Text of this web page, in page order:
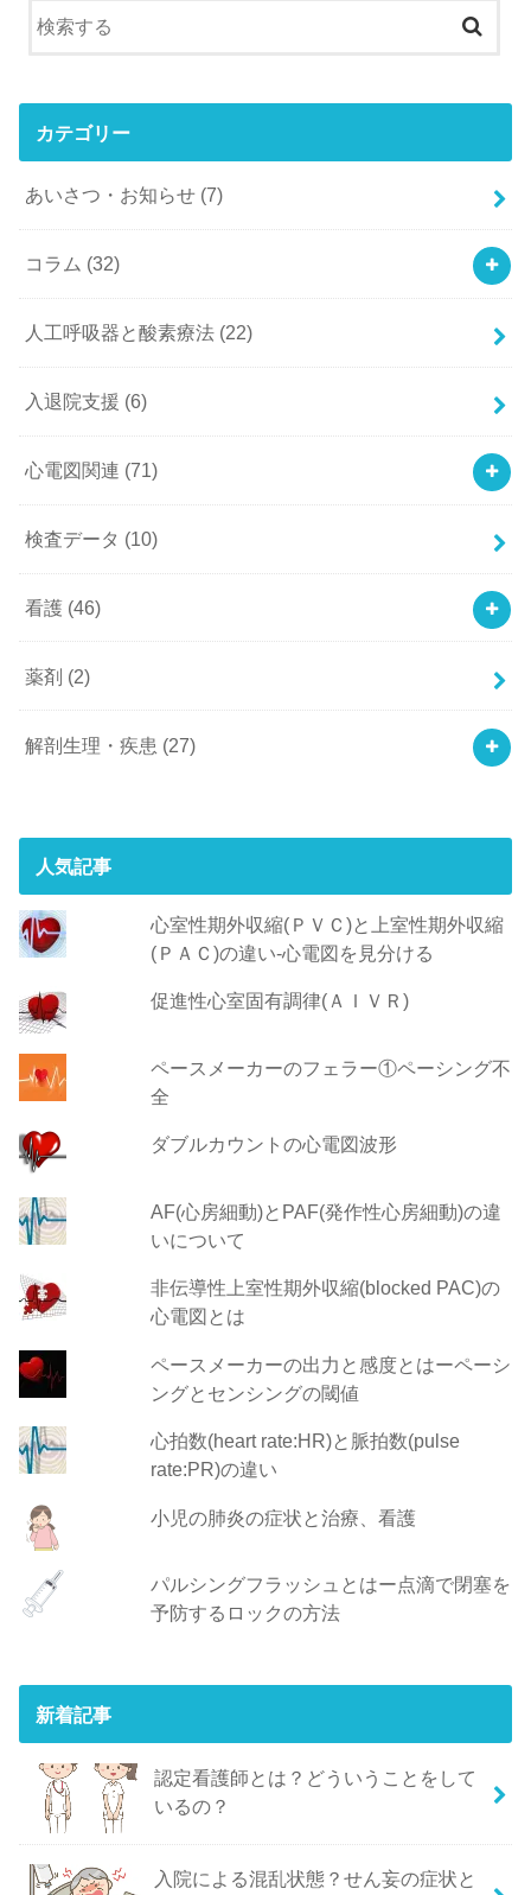
カテゴリー
あいさつ・お知らせ (7)
コラム (32)
人工呼吸器と酸素療法 (22)
入退院支援 (6)
心電図関連 (71)
検査データ (10)
看護 (46)
薬剤 (2)
解剖生理・疾患 (27)
人気記事
心室性期外収縮(ＰＶＣ)と上室性期外収縮
(ＰＡＣ)の違い-心電図を見分ける
促進性心室固有調律(ＡＩＶＲ)
ペースメーカーのフェラー①ペーシング不
全
ダブルカウントの心電図波形
AF(心房細動)とPAF(発作性心房細動)の違
いについて
非伝導性上室性期外収縮(blocked PAC)の
心電図とは
ペースメーカーの出力と感度とはーペーシ
ングとセンシングの閾値
心拍数(heart rate:HR)と脈拍数(pulse
rate:PR)の違い
小児の肺炎の症状と治療、看護
パルシングフラッシュとはー点滴で閉塞を
予防するロックの方法
新着記事
認定看護師とは？どういうことをして
いるの？
入院による混乱状態？せん妄の症状と